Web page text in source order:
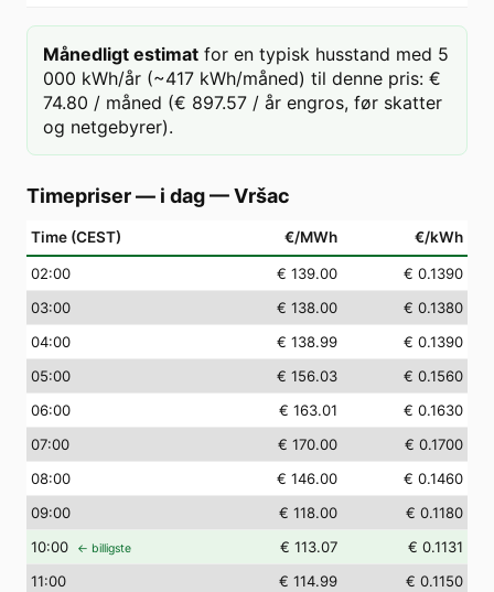
Månedligt estimat for en typisk husstand med 5
000 kWh/år (~417 kWh/måned) til denne pris: €
74.80 / måned (€ 897.57 / år engros, før skatter
og netgebyrer).
Timepriser — i dag—Vršac
Time (CEST) €/MWh €/kWh
02:00 € 139.00
€ 0.1390
03:00 € 138.00
€ 0.1380
04:00 € 138.99
€ 0.1390
05:00 € 156.03
€ 0.1560
06:00 € 163.01
€ 0.1630
07:00 € 170.00
€ 0.1700
08:00 € 146.00
€ 0.1460
09:00 € 118.00
€ 0.1180
10:00 ← billigste € 113.07
€ 0.1131
11:00 € 114.99
€ 0.1150